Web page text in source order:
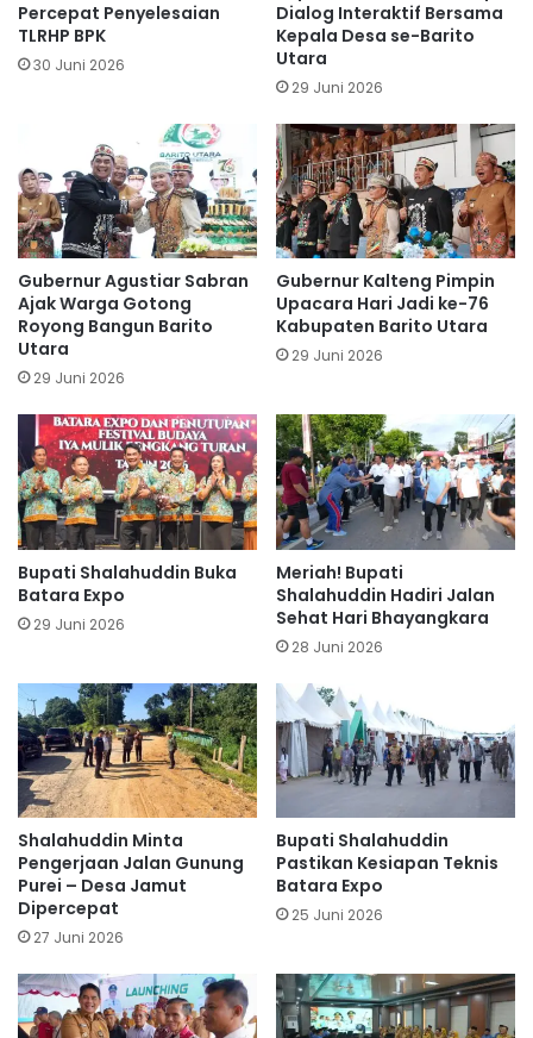
Percepat Penyelesaian
TLRHP BPK
30 Juni 2026
Dialog Interaktif Bersama
Kepala Desa se-Barito
Utara
29 Juni 2026
Gubernur Agustiar Sabran
Ajak Warga Gotong
Royong Bangun Barito
Utara
29 Juni 2026
Gubernur Kalteng Pimpin
Upacara Hari Jadi ke-76
Kabupaten Barito Utara
29 Juni 2026
Bupati Shalahuddin Buka
Batara Expo
29 Juni 2026
Meriah! Bupati
Shalahuddin Hadiri Jalan
Sehat Hari Bhayangkara
28 Juni 2026
Shalahuddin Minta
Pengerjaan Jalan Gunung
Purei – Desa Jamut
Dipercepat
27 Juni 2026
Bupati Shalahuddin
Pastikan Kesiapan Teknis
Batara Expo
25 Juni 2026